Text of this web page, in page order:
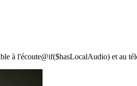
à l'écoute@if($hasLocalAudio) et au